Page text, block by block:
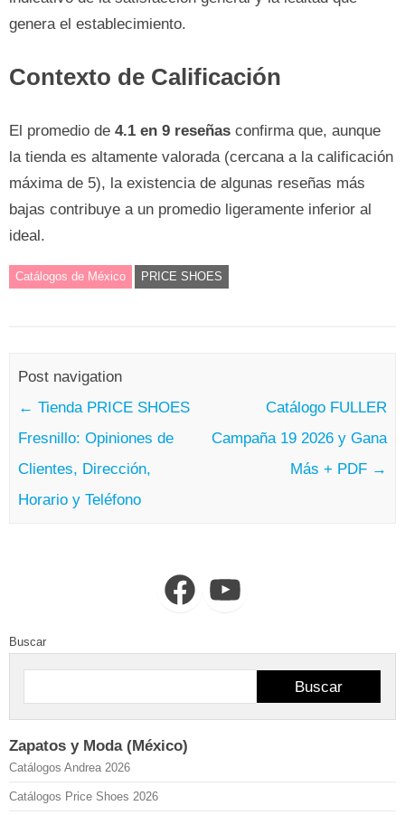
genera el establecimiento.
Contexto de Calificación
El promedio de 4.1 en 9 reseñas confirma que, aunque
la tienda es altamente valorada (cercana a la calificación
máxima de 5), la existencia de algunas reseñas más
bajas contribuye a un promedio ligeramente inferior al
ideal.
Catálogos de México PRICE SHOES
Post navigation
← Tienda PRICE SHOES
Fresnillo: Opiniones de
Clientes, Dirección,
Horario y Teléfono
Catálogo FULLER
Campaña 19 2026 y Gana
Más + PDF →
FacebookYouTube
Buscar
Buscar
Zapatos y Moda (México)
Catálogos Andrea 2026
Catálogos Price Shoes 2026